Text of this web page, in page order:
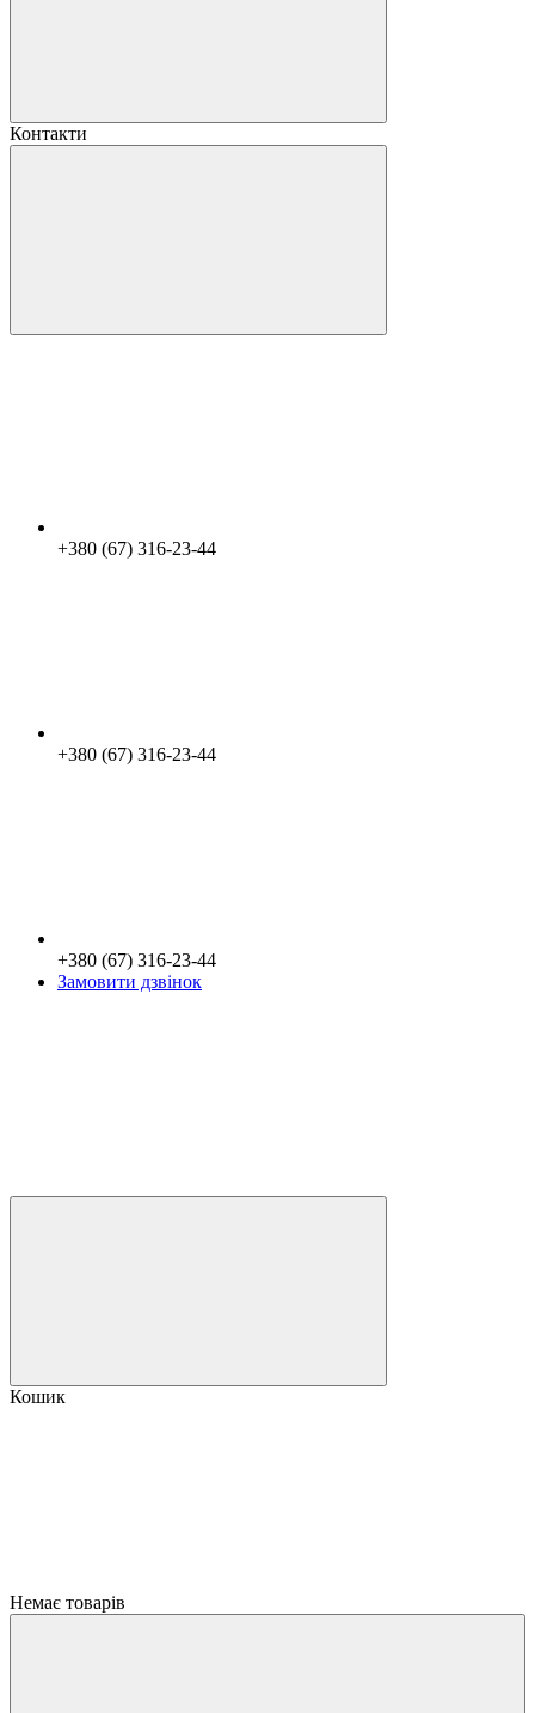
Контакти
+380 (67) 316-23-44
+380 (67) 316-23-44
+380 (67) 316-23-44
Замовити дзвінок
Кошик
Немає товарів